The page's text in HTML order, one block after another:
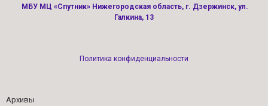
МБУ МЦ «Спутник» Нижегородская область, г. Дзержинск, ул.
Галкина, 13
Политика конфиденциальности
Архивы